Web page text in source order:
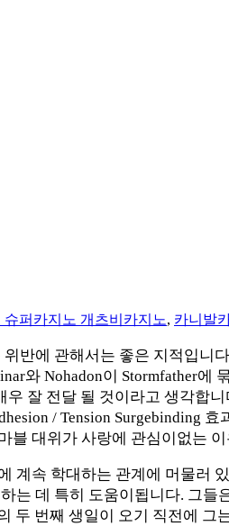
슈퍼카지노 개츠비카지노, 카니발
반에 관해서는 좋은 지적입
와 Nohadon이 Stormfather에
잘 전달 될 것이라고 생각합
/ Tension Surgebinding
블 대위가 사랑에 관심이없는
계속 학대하는 관계에 머물러
데 특히 도움이됩니다. 그들
두 번째 생일이 오기 직전에